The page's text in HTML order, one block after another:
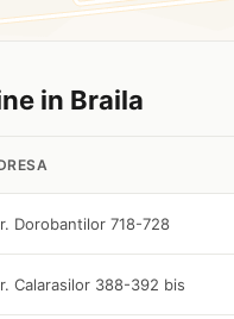
in Braila
Dorobantilor 718-728
Calarasilor 388-392 bis